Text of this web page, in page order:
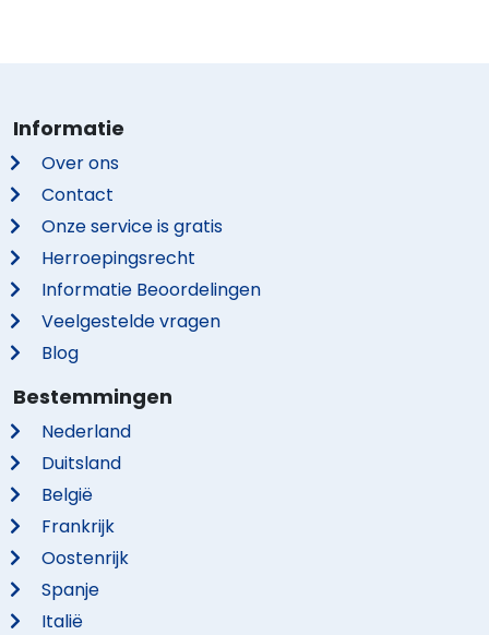
Informatie
Over ons
Contact
Onze service is gratis
Herroepingsrecht
Informatie Beoordelingen
Veelgestelde vragen
Blog
Bestemmingen
Nederland
Duitsland
België
Frankrijk
Oostenrijk
Spanje
Italië